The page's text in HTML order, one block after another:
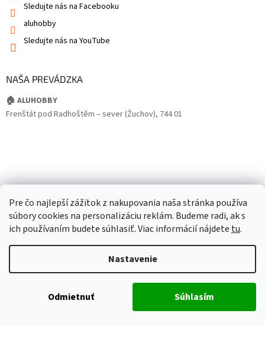
Pre čo najlepší zážitok z nakupovania naša stránka používa
súbory cookies na personalizáciu reklám. Budeme radi, ak s
ich používaním budete súhlasiť. Viac informácií nájdete tu.
Nastavenie
Odmietnuť Súhlasím
Sledujte nás na Facebooku
aluhobby
Sledujte nás na YouTube
NAŠA PREVÁDZKA
🏠 ALUHOBBY
Frenštát pod Radhoštěm – sever (Žuchov), 744 01